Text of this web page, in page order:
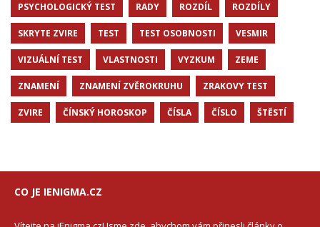
PSYCHOLOGICKÝ TEST RADY ROZDÍL ROZDÍLY
SKRYTE ZVIRE TEST TEST OSOBNOSTI VESMIR
VIZUÁLNÍ TEST VLASTNOSTI VYZKUM ZEME
ZNAMENÍ ZNAMENÍ ZVĚROKRUHU ZRAKOVY TEST
ZVIRE ČÍNSKÝ HOROSKOP ČÍSLA ČÍSLO ŠTĚSTÍ
CO JE IENIGMA.CZ